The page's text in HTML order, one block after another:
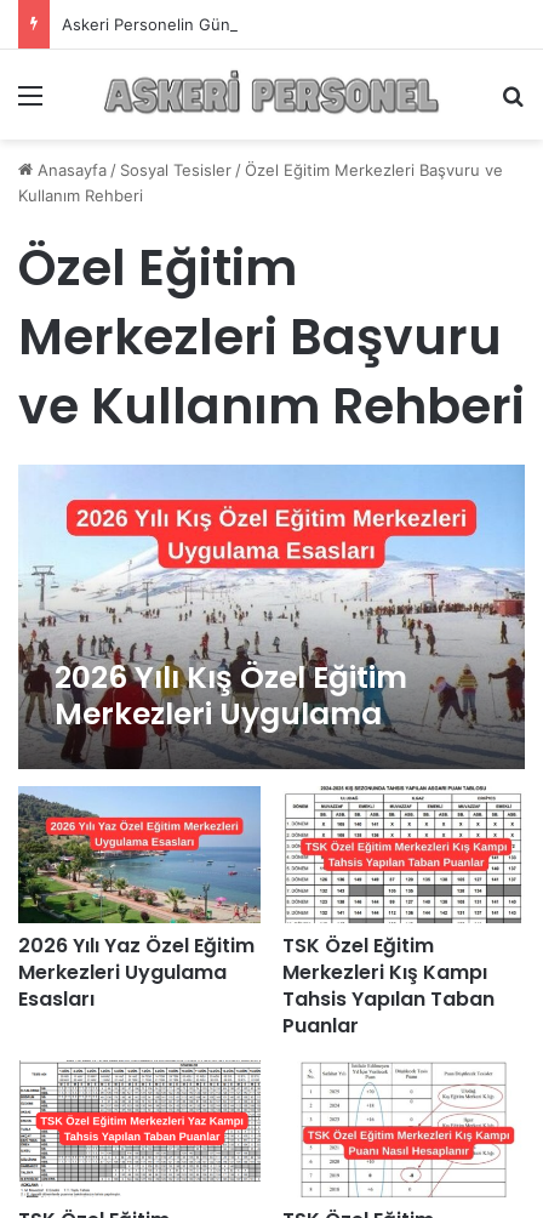
Askeri Personelin Güncel Haber ve Bilgi Sitesi.
Anasayfa / Sosyal Tesisler /Özel Eğitim Merkezleri Başvuru ve
Kullanım Rehberi
Özel Eğitim
Merkezleri Başvuru
ve Kullanım Rehberi
2026 Yılı Kış Özel Eğitim
Merkezleri Uygulama
Esasları
2026 Yılı Yaz Özel Eğitim
Merkezleri Uygulama
Esasları
TSK Özel Eğitim
Merkezleri Kış Kampı
Tahsis Yapılan Taban
Puanlar